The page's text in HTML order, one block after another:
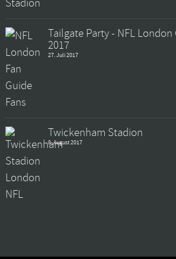
Tailgate Party - NFL London
2017
27. Juli 2017
Twickenham Stadion
8. August 2017